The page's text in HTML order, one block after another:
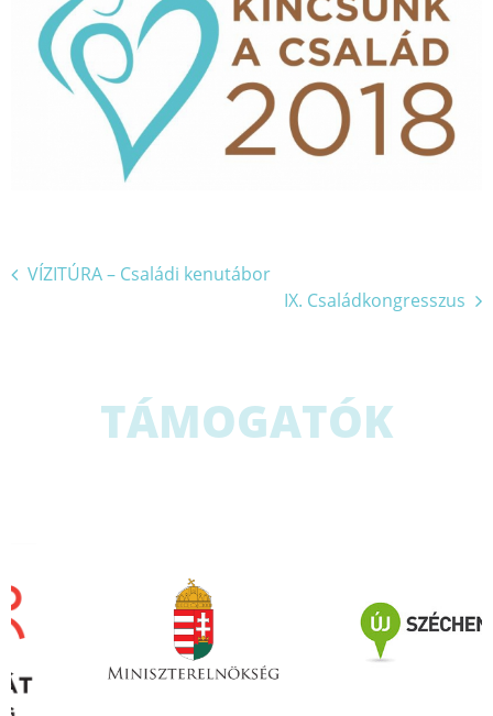
Bejegyzés
VÍZITÚRA – Családi kenutábor
IX. Családkongresszus
TÁMOGATÓK